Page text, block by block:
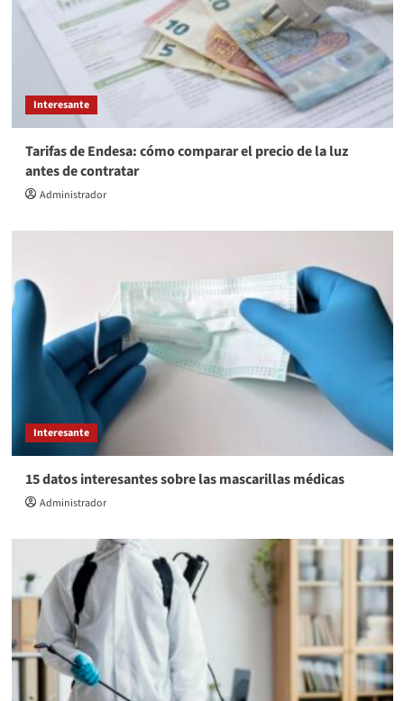
Interesante
Tarifas de Endesa: cómo comparar el precio de la luz
antes de contratar
Administrador
Interesante
15 datos interesantes sobre las mascarillas médicas
Administrador